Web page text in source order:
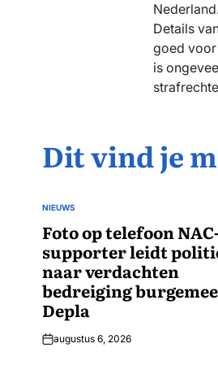
Details
goed voor
is
Dit vind je
GEPLAATST
NIEUWS
Foto op telefoon
supporter leidt
naar verdachten
bedreiging
Depla
augustus 6, 2026